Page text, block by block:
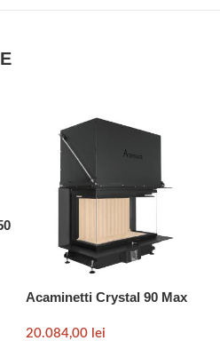
Acaminetti Crystal 90 Max
20.084,00 lei